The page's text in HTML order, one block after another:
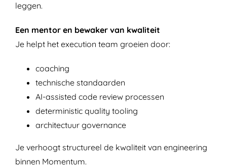
leggen.
Een mentor en bewaker van kwaliteit
Je helpt het execution team groeien door:
coaching
technische standaarden
AI-assisted code review processen
deterministic quality tooling
architectuur governance
Je verhoogt structureel de kwaliteit van engineering
binnen Momentum.